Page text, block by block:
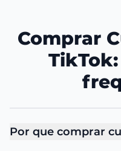
Comprar
Por que comprar